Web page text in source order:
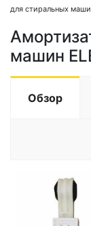
для стиральных
машин
Обзор